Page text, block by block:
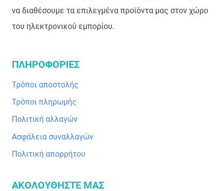
να διαθέσουμε τα επιλεγμένα προϊόντα μας στον χώρο
του ηλεκτρονικού εμπορίου.
ΠΛΗΡΟΦΟΡΙΕΣ
Τρόποι αποστολής
Τρόποι πληρωμής
Πολιτική αλλαγών
Ασφάλεια συναλλαγών
Πολιτική απορρήτου
ΑΚΟΛΟΥΘΗΣΤΕ ΜΑΣ